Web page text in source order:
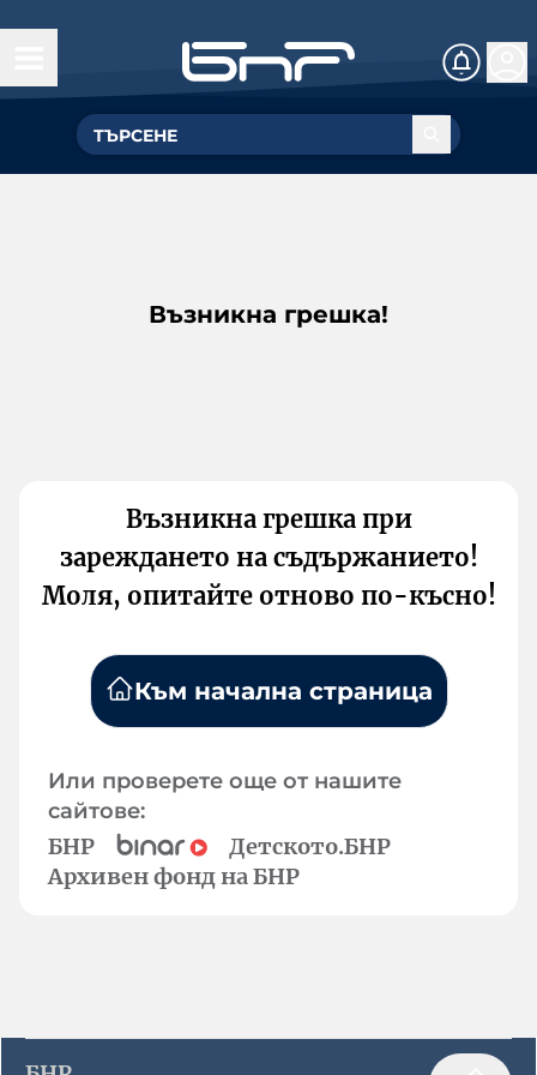
Възникна грешка!
Възникна грешка при
зареждането на съдържанието!
Моля, опитайте отново по-късно!
Към начална страница
Или проверете още от нашите
сайтове:
БНР
Детското.БНР
Архивен фонд на БНР